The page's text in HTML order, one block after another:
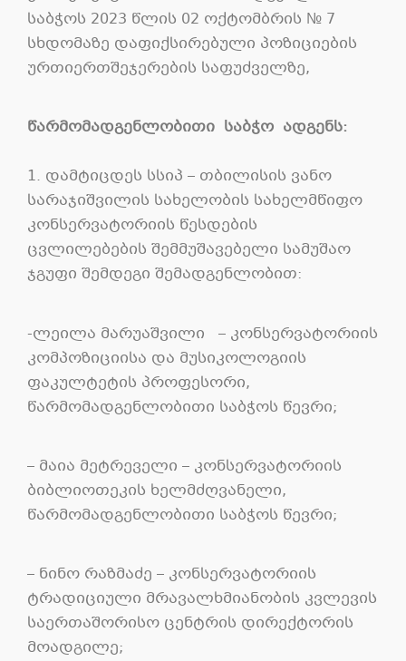
საბჭოს 2023 წლის 02 ოქტომბრის № 7
სხდომაზე დაფიქსირებული პოზიციების
ურთიერთშეჯერების საფუძველზე,
წარმომადგენლობითი საბჭო ადგენს:
1. დამტიცდეს სსიპ – თბილისის ვანო
სარაჯიშვილის სახელობის სახელმწიფო
კონსერვატორიის წესდების
ცვლილებების შემმუშავებელი სამუშაო
ჯგუფი შემდეგი შემადგენლობით:
-ლეილა მარუაშვილი – კონსერვატორიის
კომპოზიციისა და მუსიკოლოგიის
ფაკულტეტის პროფესორი,
წარმომადგენლობითი საბჭოს წევრი;
– მაია მეტრეველი – კონსერვატორიის
ბიბლიოთეკის ხელმძღვანელი,
წარმომადგენლობითი საბჭოს წევრი;
– ნინო რაზმაძე – კონსერვატორიის
ტრადიციული მრავალხმიანობის კვლევის
საერთაშორისო ცენტრის დირექტორის
მოადგილე;